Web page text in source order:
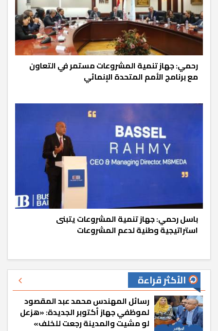
رحمي: جهاز تنمية المشروعات مستمر في التعاون
مع برنامج الأمم المتحدة الإنمائي
باسل رحمي: جهاز تنمية المشروعات يتبنى
استراتيجية وطنية لدعم المشروعات
الأكثر قراءة
رسائل المهندس محمد عبد المقصود
لموظفي جهاز أكتوبر الجديدة: «هزعل
لو مشيت والمدينة رجعت للخلف»